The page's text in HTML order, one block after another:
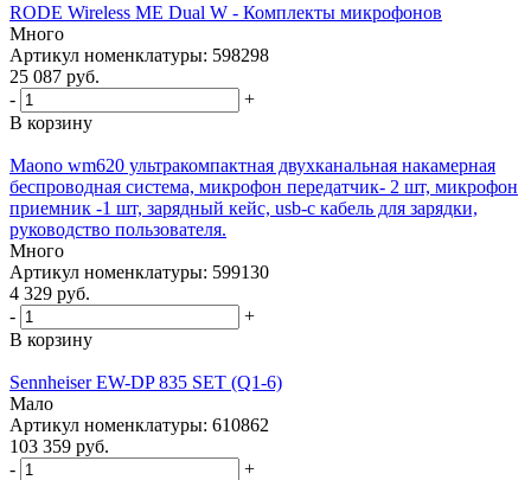
RODE Wireless ME Dual W - Комплекты микрофонов
Много
Артикул номенклатуры: 598298
25 087 руб.
-
+
В корзину
Maono wm620 ультракомпактная двухканальная накамерная
беcпроводная система, микрофон передатчик- 2 шт, микрофон
приемник -1 шт, зарядный кейс, usb-c кабель для зарядки,
руководство пользователя.
Много
Артикул номенклатуры: 599130
4 329 руб.
-
+
В корзину
Sennheiser EW-DP 835 SET (Q1-6)
Мало
Артикул номенклатуры: 610862
103 359 руб.
-
+